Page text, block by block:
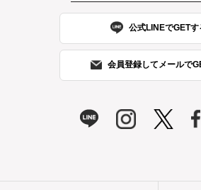
公式LINEでGETす
会員登録してメールで